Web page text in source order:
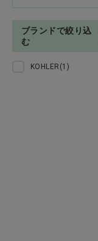
オーラルケア用品
ブランドで絞り込
む
KOHLER(1)